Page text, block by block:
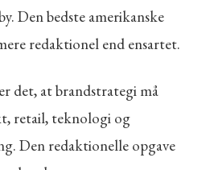
Den bedste amerikanske
redaktionel end ensartet.
det, at brandstrategi må
retail, teknologi og
Den redaktionelle opgave